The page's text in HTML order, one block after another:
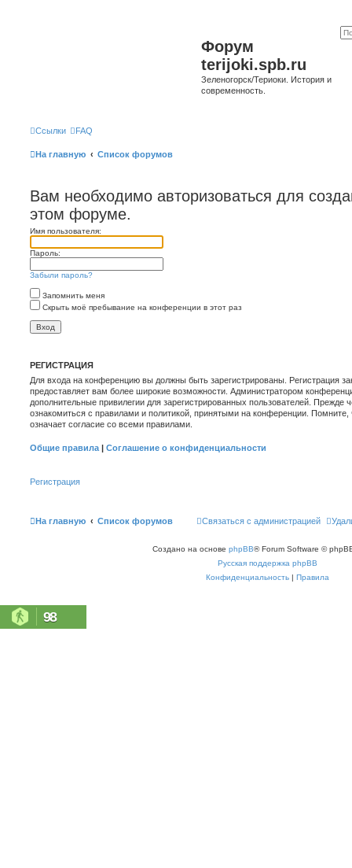
Форум
terijoki.spb.ru
Зеленогорск/Териоки. История и
современность.
Ссылки FAQ
На главную Список форумов
Вам необходимо авторизоваться для
этом форуме.
Имя пользователя:
Пароль:
Забыли пароль?
Запомнить меня
Скрыть моё пребывание на конференции в этот раз
РЕГИСТРАЦИЯ
Для входа на конференцию вы должны быть зарегистрированы. Регистрация
предоставляет вам более широкие возможности. Администратором
дополнительные привилегии для зарегистрированных пользователей. Прежде
ознакомиться с правилами и политикой, принятыми на конференции.
означает согласие со всеми правилами.
Общие правила | Соглашение о конфиденциальности
Регистрация
На главную Список форумов Связаться с администрацией
Создано на основе phpBB® Forum Software ©
Русская поддержка phpBB
Конфиденциальность | Правила
98